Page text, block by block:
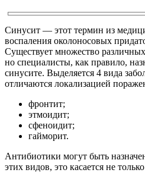
Синусит — этот термин из
воспаления околоносовых
Существует множество
но специалисты, как правило,
синусите. Выделяется 4 вида
отличаются локализацией
фронтит;
этмоидит;
сфеноидит;
гайморит.
Антибиотики могут быть
этих видов, это касается не